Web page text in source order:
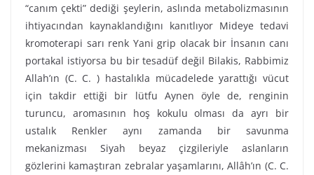
“canım çekti” dediği şeylerin, aslında metabolizmasının
ihtiyacından kaynaklandığını kanıtlıyor Mideye tedavi
kromoterapi sarı renk Yani grip olacak bir İnsanın canı
portakal istiyorsa bu bir tesadüf değil Bilakis, Rabbimiz
Allah’ın (C. C. ) hastalıkla mücadelede yarattığı vücut
için takdir ettiği bir lütfu Aynen öyle de, renginin
turuncu, aromasının hoş kokulu olması da ayrı bir
ustalık Renkler aynı zamanda bir savunma
mekanizması Siyah beyaz çizgileriyle aslanların
gözlerini kamaştıran zebralar yaşamlarını, Allâh’ın (C. C.